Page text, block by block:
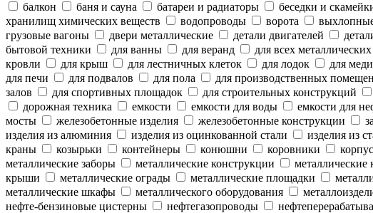
балкон
баня и сауна батареи и радиаторы беседки и
хранилищ химических веществ
водопроводы ворота
грузовые вагоны
двери металлические детали двигателей
бытовой техники
для ванны для веранд для всех
кровли
для крыш для лестничных клеток для лодок для
для печи
для подвалов для пола для производственных
залов
для спортивных площадок для строительных конструкций
дорожная техника
емкости емкости для воды емкости для
мосты
железобетонные изделия железобетонные конструкции
изделия из алюминия
изделия из оцинкованной стали изделия из
краны
козырьки контейнеры конюшни коровники
металлические заборы
металлические конструкции металлические
крыши
металлические ограды металлические площадки
металлические шкафы
металлического оборудования
нефте-бензиновые цистерны
нефтегазопроводы